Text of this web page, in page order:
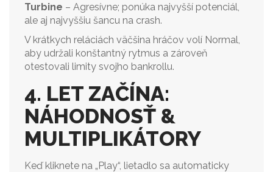
Turbine – Agresívne; ponúka najvyšší potenciál,
ale aj najvyššiu šancu na crash.
V krátkych reláciách väčšina hráčov volí Normal,
aby udržali konštantný rytmus a zároveň
otestovali limity svojho bankrollu.
4. LET ZAČÍNA:
NÁHODNOSŤ &
MULTIPLIKÁTORY
Keď kliknete na „Play“, lietadlo sa automaticky